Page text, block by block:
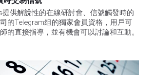
提供解說性的在線研討會、信號觸發時的
的Telegram组的獨家會員資格，用戶可
的直接指導，並有機會可以討論和互動。